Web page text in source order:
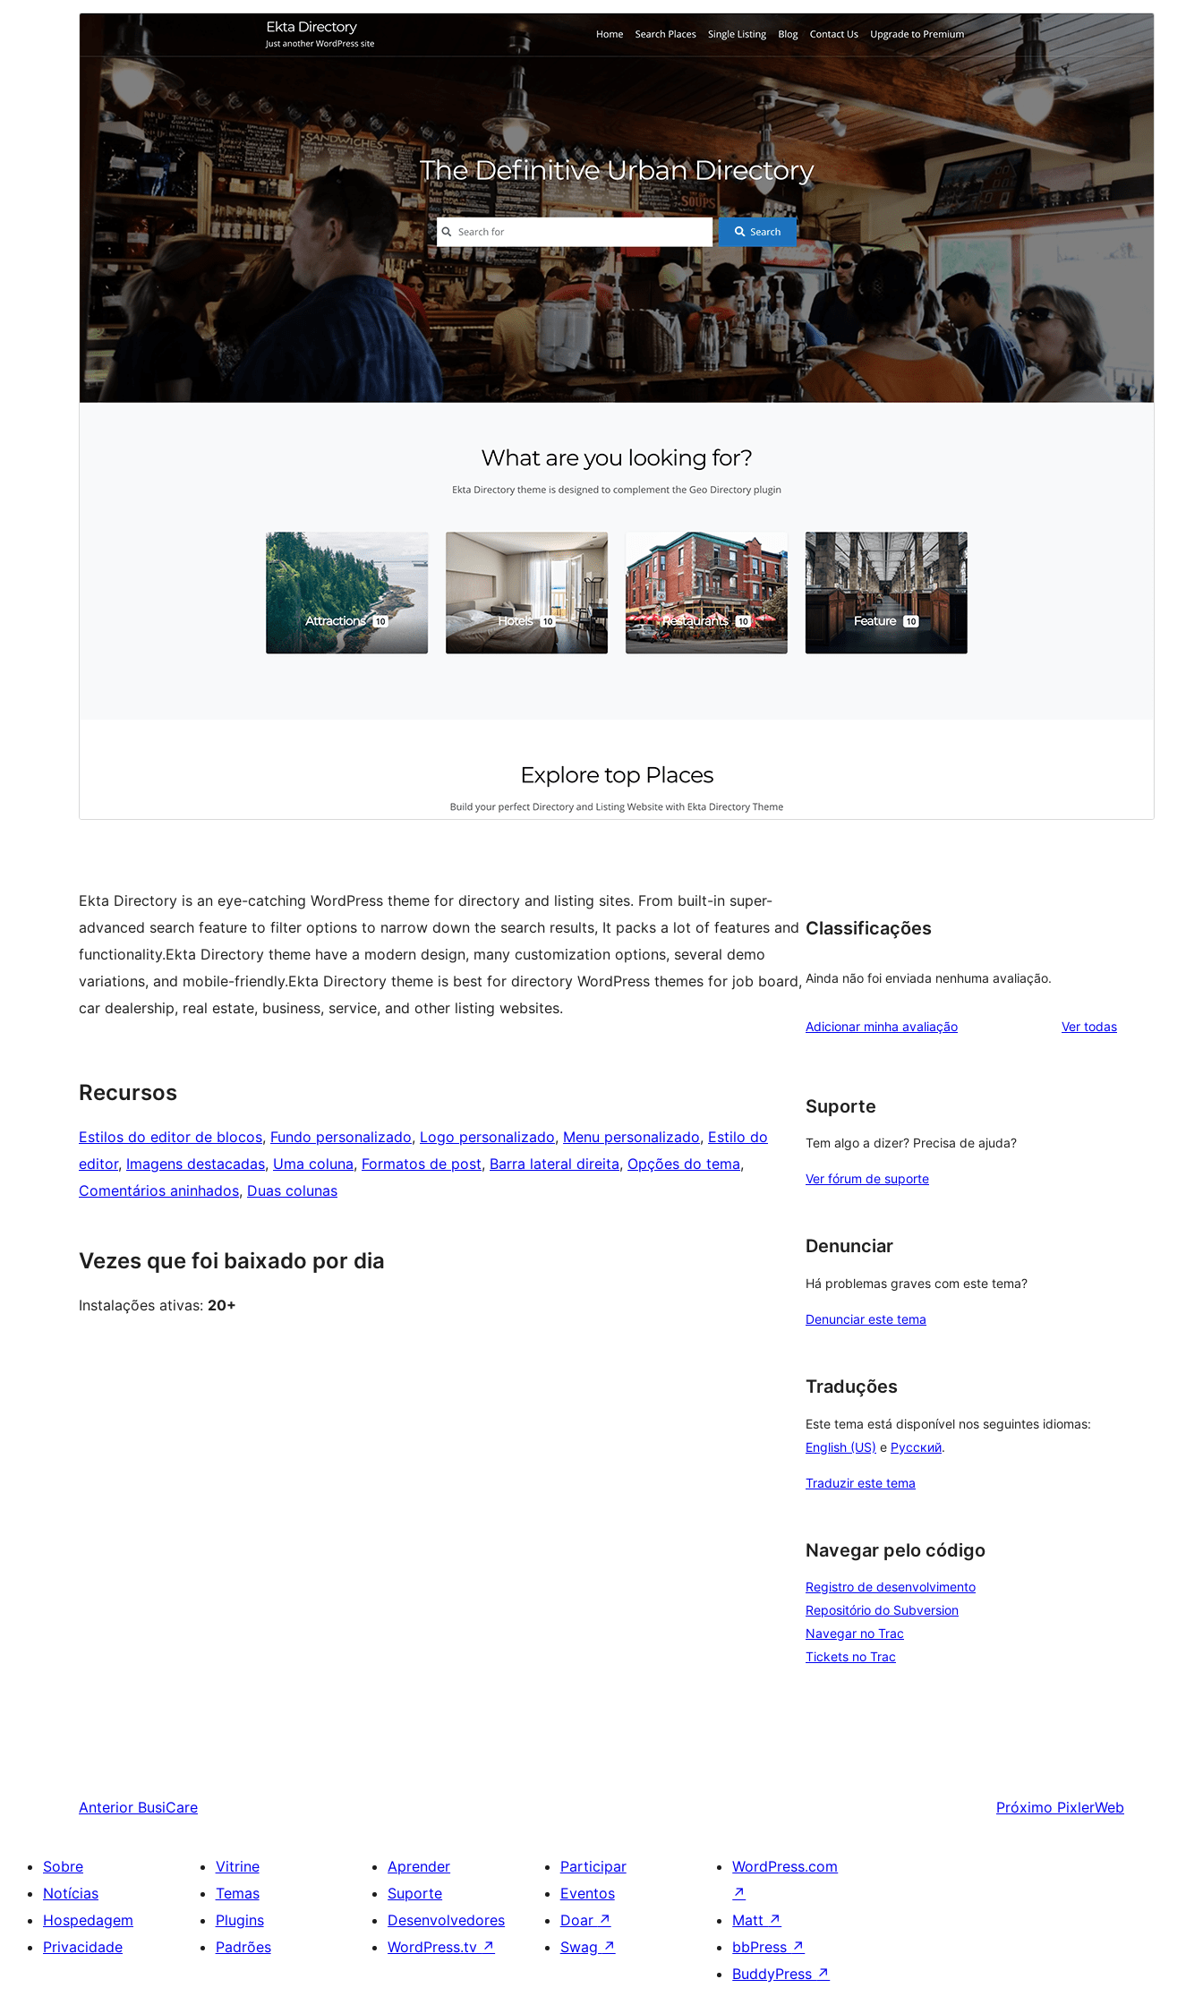
Pré-visualizar Baixar
Versão
1.0.4
Última atualização
20 de junho de 2026
Instalações ativas
Versão do PHP
Página inicial do tema
Ekta Directory is an eye-catching WordPress theme for directory and listing sites. From built-in super-
advanced search feature to filter options to narrow down the search results, It packs a lot of features and
functionality.Ekta Directory theme have a modern design, many customization options, several demo
variations, and mobile-friendly.Ekta Directory theme is best for directory WordPress themes for job board,
car dealership, real estate, business, service, and other listing websites.
Recursos
Estilos do editor de blocos, Fundo personalizado, Logo personalizado, Menu personalizado, Estilo do
editor, Imagens destacadas, Uma coluna, Formatos de post, Barra lateral direita, Opções do tema
Comentários aninhados, Duas colunas
Vezes que foi baixado por dia
Instalações ativas: 20+
Classificações
Ainda não foi enviada nenhuma avaliação.
Adicionar minha avaliação Ver todasavaliações
Suporte
Tem algo a dizer? Precisa de ajuda?
Ver fórum de suporte
Denunciar
Há problemas graves com este tema?
Denunciar este tema
Traduções
Este tema está disponível nos seguintes idiomas:
English (US) e Русский.
Traduzir este tema
Navegar pelo código
Registro de desenvolvimento
Repositório do Subversion
Navegar no Trac
Tickets no Trac
Anterior BusiCare Próximo PixlerWeb
Sobre
Notícias
Hospedagem
Privacidade
Vitrine
Temas
Plugins
Padrões
Aprender
Suporte
Desenvolvedores
WordPress.tv ↗
Participar
Eventos
Doar ↗
Swag ↗
WordPress.com
↗
Matt ↗
bbPress ↗
BuddyPress ↗